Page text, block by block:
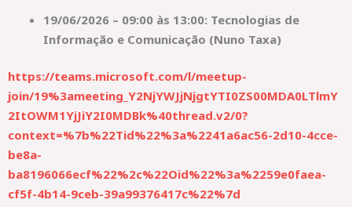
19/06/2026 – 09:00 às 13:00: Tecnologias de
Informação e Comunicação (Nuno Taxa)
https://teams.microsoft.com/l/meetup-
join/19%3ameeting_Y2NjYWJjNjgtYTI0ZS00MDA0LTlmY
2ItOWM1YjJiY2I0MDBk%40thread.v2/0?
context=%7b%22Tid%22%3a%2241a6ac56-2d10-4cce-
be8a-
ba8196066ecf%22%2c%22Oid%22%3a%2259e0faea-
cf5f-4b14-9ceb-39a99376417c%22%7d